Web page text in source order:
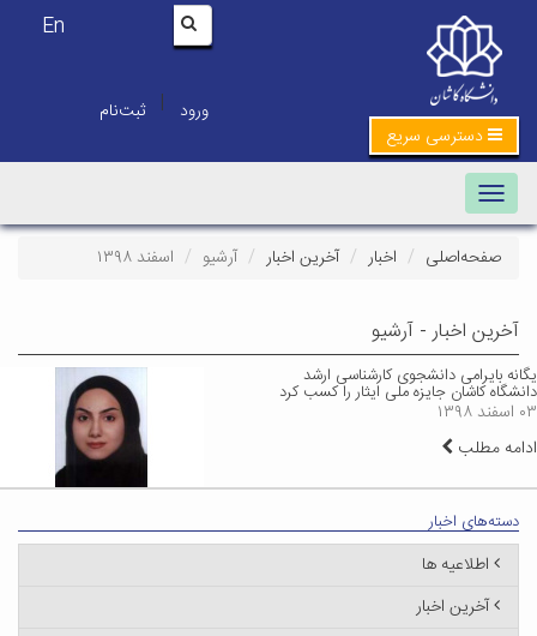
En
ورود | ثبت‌نام
دسترسی سریع
Toggle navigation
صفحه‌اصلی اخبار آخرین اخبار آرشیو اسفند ۱۳۹۸
آخرین اخبار - آرشیو
یگانه بایرامی دانشجوی کارشناسی ارشد
دانشگاه کاشان جایزه ملی ایثار را کسب کرد
۰۳ اسفند ۱۳۹۸
ادامه مطلب
دسته‌های اخبار
اطلاعیه ها
آخرین اخبار